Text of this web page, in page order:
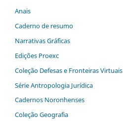
Anais
Caderno de resumo
Narrativas Gráficas
Edições Proexc
Coleção Defesas e Fronteiras Virtuais
Série Antropologia Jurídica
Cadernos Noronhenses
Coleção Geografia